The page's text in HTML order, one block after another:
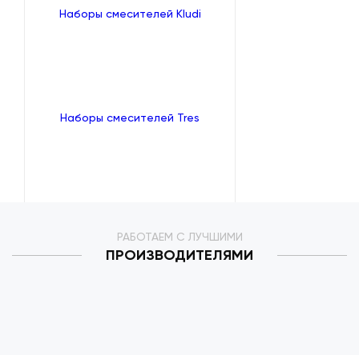
Наборы смесителей Kludi
Наборы смесителей Tres
РАБОТАЕМ С ЛУЧШИМИ
ПРОИЗВОДИТЕЛЯМИ